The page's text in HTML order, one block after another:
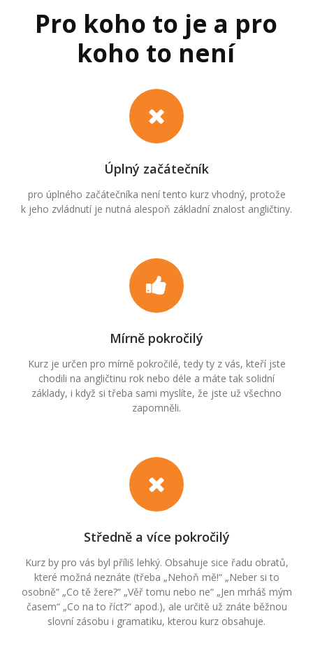
Pro koho to je a pro
koho to není
Úplný začátečník
pro úplného začátečníka není tento kurz vhodný, protože
k jeho zvládnutí je nutná alespoň základní znalost angličtiny.
Mírně pokročilý
Kurz je určen pro mírně pokročilé, tedy ty z vás, kteří jste
chodili na angličtinu rok nebo déle a máte tak solidní
základy, i když si třeba sami myslíte, že jste už všechno
zapomněli.
Středně a více pokročilý
Kurz by pro vás byl příliš lehký. Obsahuje sice řadu obratů,
které možná neznáte (třeba „Nehoň mě!“ „Neber si to
osobně“ „Co tě žere?“ „Věř tomu nebo ne“ „Jen mrháš mým
časem“ „Co na to říct?“ apod.), ale určitě už znáte běžnou
slovní zásobu i gramatiku, kterou kurz obsahuje.